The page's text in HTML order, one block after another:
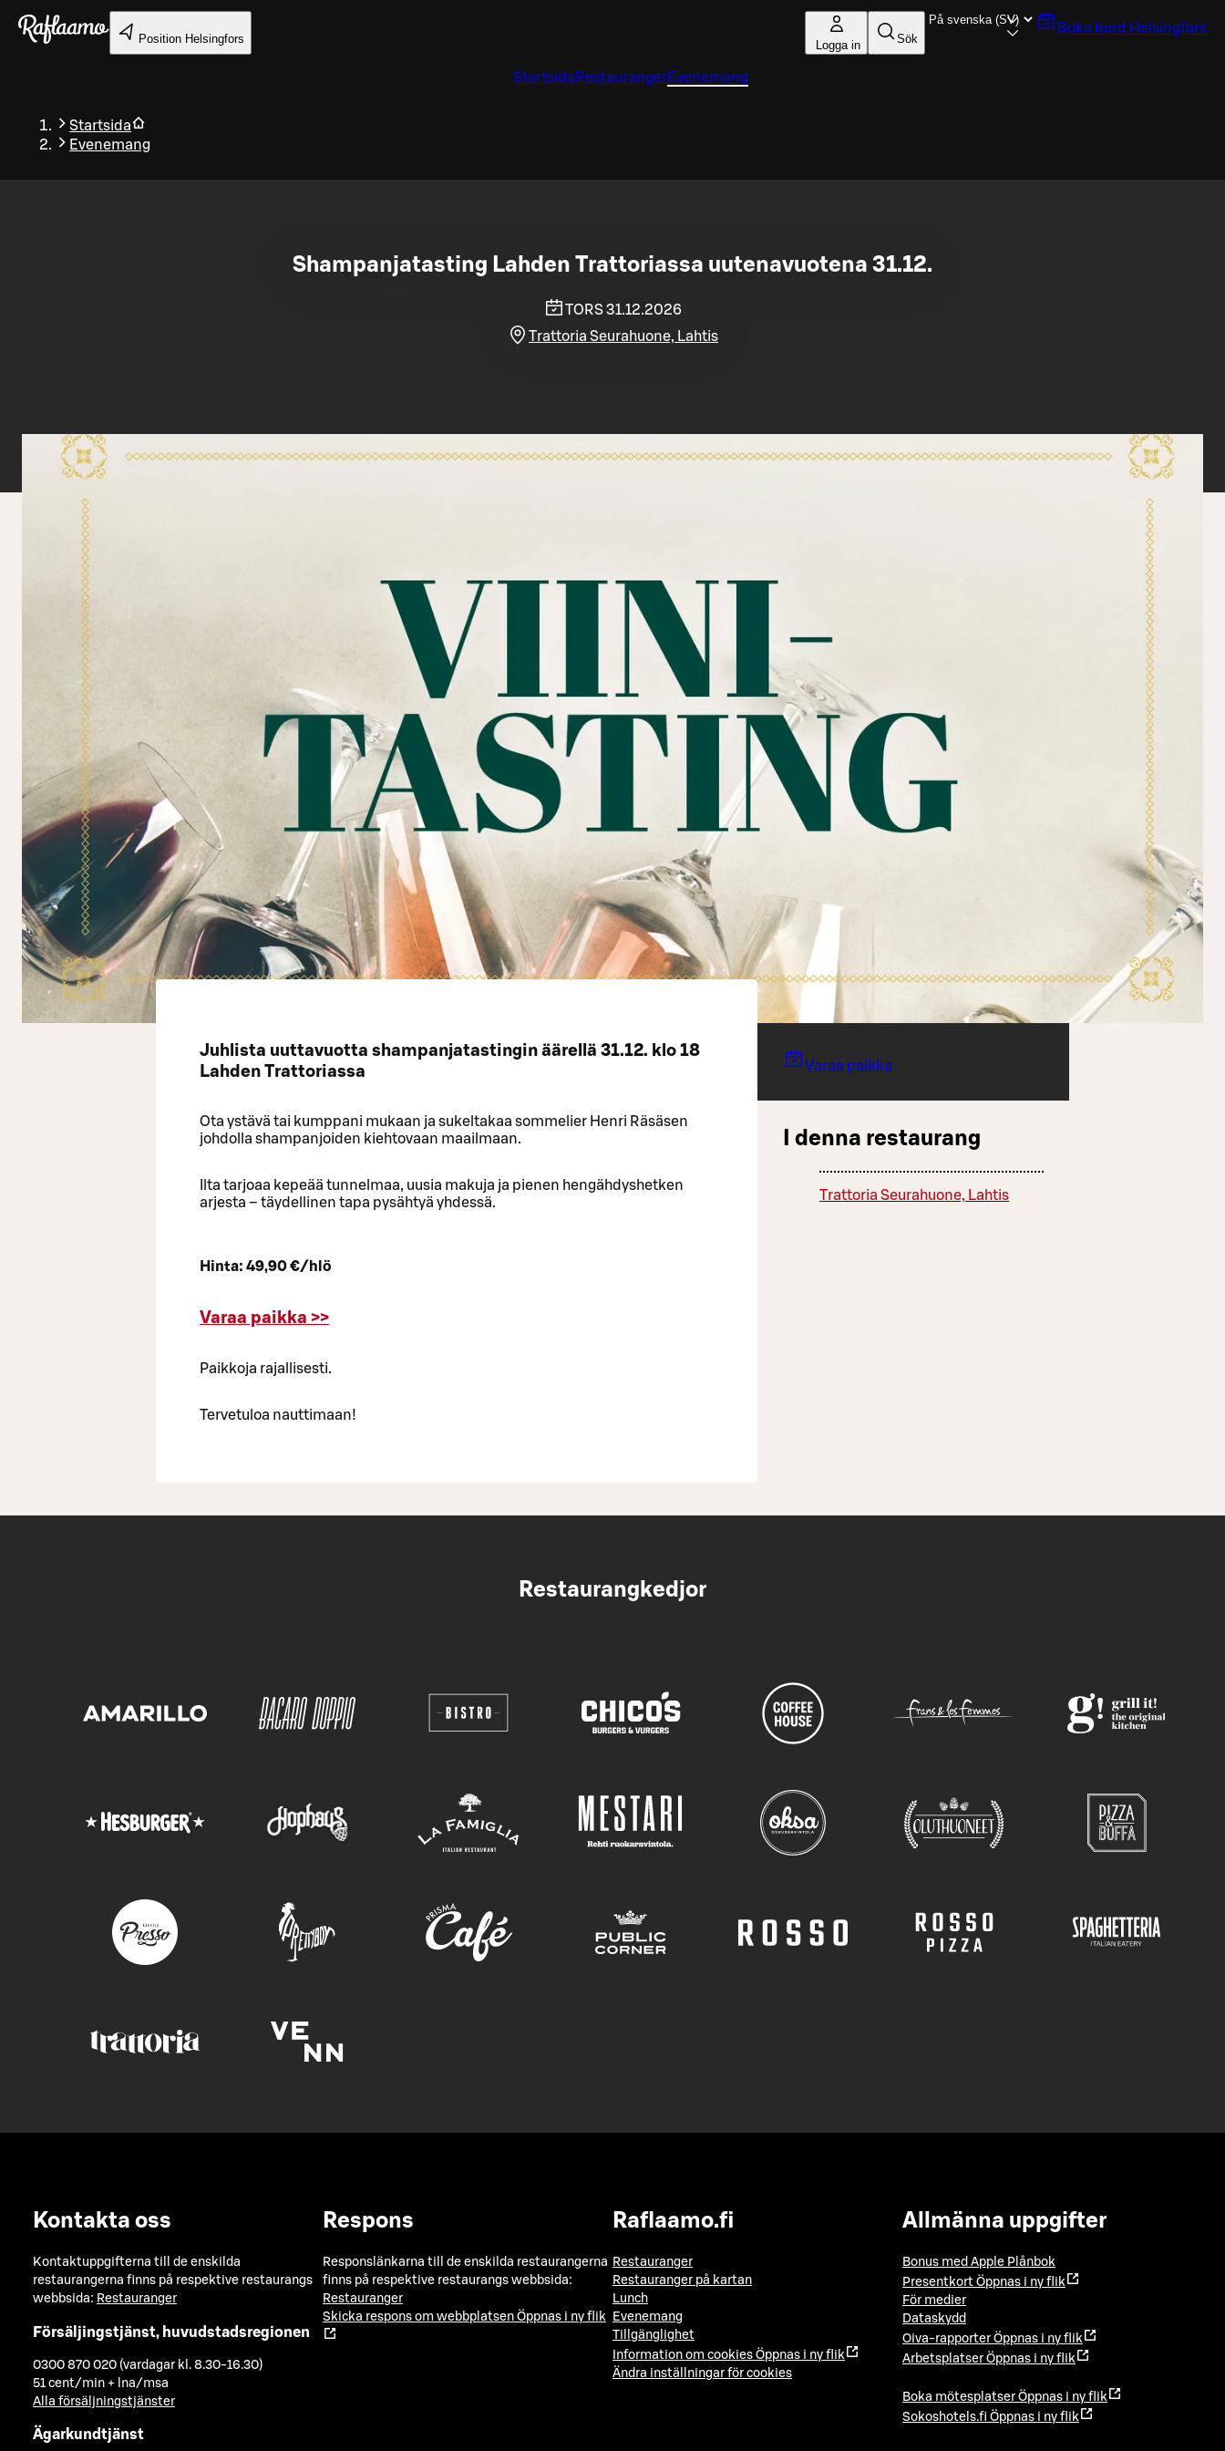
Gå till huvudinnehållet
Position Helsingfors Logga in Sök
Boka bord Helsingfors
Startsida RestaurangerEvenemang
Startsida
Evenemang
Tillbaka
Shampanjatasting Lahden Trattoriassa uutenavuotena 31.12.
TORS 31.12.2026
Trattoria Seurahuone, Lahtis
Juhlista uuttavuotta shampanjatastingin äärellä 31.12. klo 18
Lahden Trattoriassa
Ota ystävä tai kumppani mukaan ja sukeltakaa sommelier Henri Räsäsen
johdolla shampanjoiden kiehtovaan maailmaan.
Ilta tarjoaa kepeää tunnelmaa, uusia makuja ja pienen hengähdyshetken
arjesta – täydellinen tapa pysähtyä yhdessä.
Hinta: 49,90 €/hlö
Varaa paikka >>
Paikkoja rajallisesti.
Tervetuloa nauttimaan!
Varaa paikka
I denna restaurang
Trattoria Seurahuone, Lahtis
Restaurangkedjor
Kontakta oss
Kontaktuppgifterna till de enskilda
restaurangerna finns på respektive restaurangs
webbsida: Restauranger
Försäljingstjänst, huvudstadsregionen
0300 870 020 (vardagar kl. 8.30-16.30)
51 cent/min + lna/msa
Alla försäljningstjänster
Ägarkundtjänst
Respons
Responslänkarna till de enskilda restaurangerna
finns på respektive restaurangs webbsida:
Restauranger
Skicka respons om webbplatsen Öppnas i ny flik
Raflaamo.fi
Restauranger
Restauranger på kartan
Lunch
Evenemang
Tillgänglighet
Information om cookies Öppnas i ny flik
Ändra inställningar för cookies
Allmänna uppgifter
Bonus med Apple Plånbok
Presentkort Öppnas i ny flik
För medier
Dataskydd
Oiva-rapporter Öppnas i ny flik
Arbetsplatser Öppnas i ny flik
Boka mötesplatser Öppnas i ny flik
Sokoshotels.fi Öppnas i ny flik